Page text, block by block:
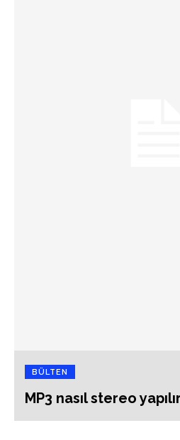
BÜLTEN
MP3 nasıl stereo